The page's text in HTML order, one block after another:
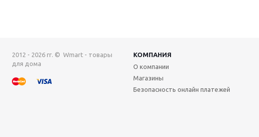
2012 - 2026 гг. © Wmart - товары
для дома
КОМПАНИЯ
О компании
Магазины
Безопасность онлайн платежей